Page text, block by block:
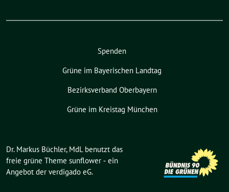
Spenden
Grüne im Bayerischen Landtag
Bezirksverband Oberbayern
Grüne im Kreistag München
Dr. Markus Büchler, MdL benutzt das
freie grüne Theme sunflower ‐ ein
Angebot der verdigado eG.